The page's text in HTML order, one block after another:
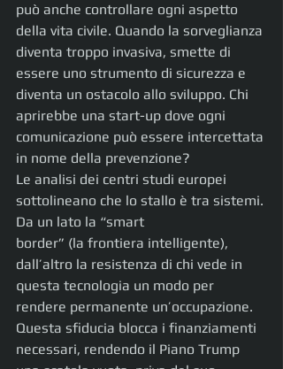
può anche controllare ogni aspetto
della vita civile. Quando la sorveglianza
diventa troppo invasiva, smette di
essere uno strumento di sicurezza e
diventa un ostacolo allo sviluppo. Chi
aprirebbe una start-up dove ogni
comunicazione può essere intercettata
in nome della prevenzione?
Le analisi dei centri studi europei
sottolineano che lo stallo è tra sistemi.
Da un lato la “smart
border” (la frontiera intelligente),
dall’altro la resistenza di chi vede in
questa tecnologia un modo per
rendere permanente un’occupazione.
Questa sfiducia blocca i finanziamenti
necessari, rendendo il Piano Trump